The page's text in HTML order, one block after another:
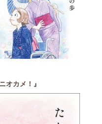
オカメ！』